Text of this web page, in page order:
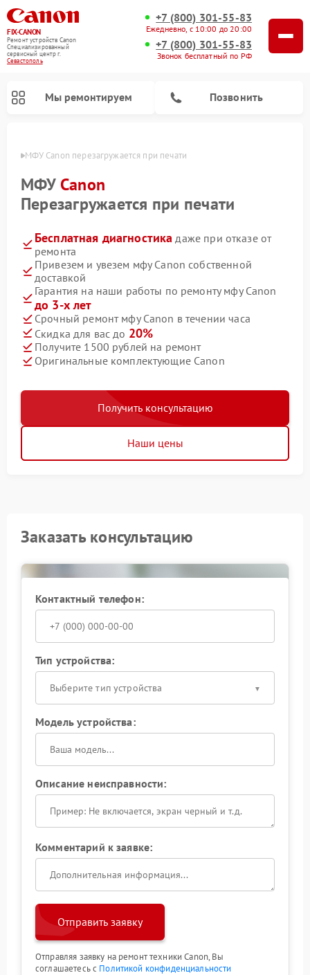
FIX-CANON
Ремонт устройств Canon
Специализированный
cервисный центр г.
Севастополь
+7 (800) 301-55-83
Ежедневно, с 10:00 до 20:00
+7 (800) 301-55-83
Звонок бесплатный по РФ
Мы ремонтируем Позвонить
МФУ Canon перезагружается при печати
МФУ Canon
Перезагружается при печати
Бесплатная диагностика даже при отказе от
ремонта
Привезем и увезем мфу Canon собственной
доставкой
Гарантия на наши работы по ремонту мфу Canon
до 3-х лет
Срочный ремонт мфу Canon в течении часа
Скидка для вас до 20%
Получите 1500 рублей на ремонт
Оригинальные комплектующие Canon
Получить консультацию
Наши цены
Заказать консультацию
Контактный телефон:
Тип устройства:
Выберите тип устройства
Модель устройства:
Описание неисправности:
Комментарий к заявке:
Отправить заявку
Отправляя заявку на ремонт техники Canon, Вы
соглашаетесь с Политикой конфиденциальности